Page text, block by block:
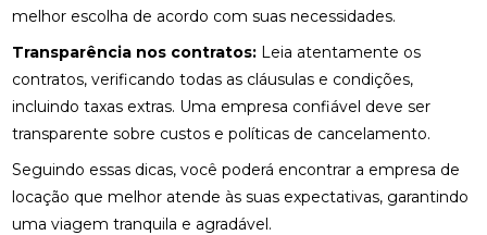
melhor escolha de acordo com suas necessidades.
Transparência nos contratos: Leia atentamente os
contratos, verificando todas as cláusulas e condições,
incluindo taxas extras. Uma empresa confiável deve ser
transparente sobre custos e políticas de cancelamento.
Seguindo essas dicas, você poderá encontrar a empresa de
locação que melhor atende às suas expectativas, garantindo
uma viagem tranquila e agradável.